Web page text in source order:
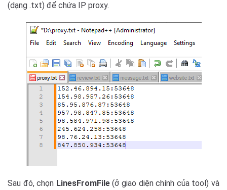
(dạng .txt) để chứa IP proxy.
Sau đó, chọn LinesFromFile(ở giao diện chính của tool) và